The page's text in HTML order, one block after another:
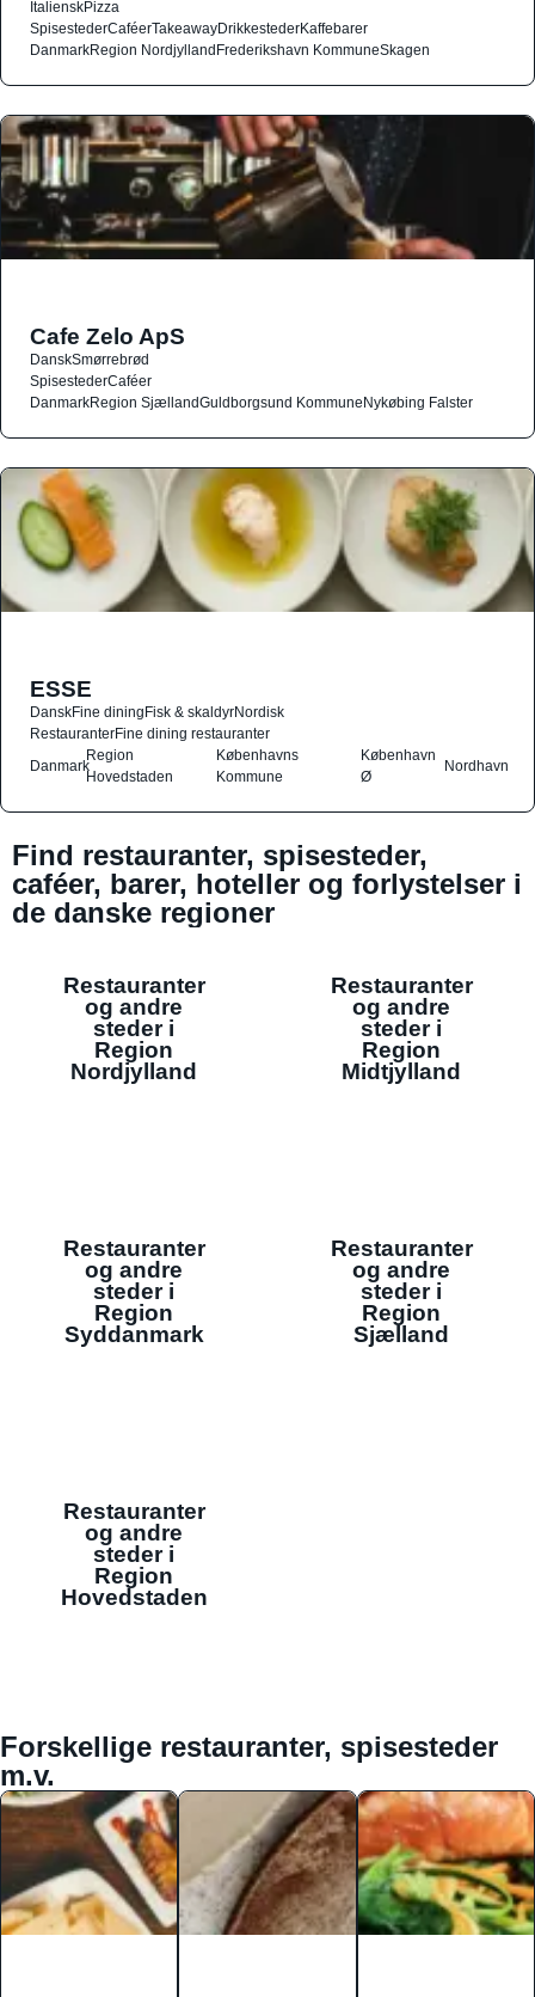
ItalienskPizza
SpisestederCaféerTakeawayDrikkestederKaffebarer
DanmarkRegion NordjyllandFrederikshavn KommuneSkagen
Cafe Zelo ApS
DanskSmørrebrød
SpisestederCaféer
DanmarkRegion SjællandGuldborgsund KommuneNykøbing Falster
ESSE
DanskFine diningFisk & skaldyrNordisk
RestauranterFine dining restauranter
Danmark
Region
Hovedstaden
Københavns
Kommune
København
Ø
Nordhavn
Find restauranter, spisesteder,
caféer, barer, hoteller og forlystelser i
de danske regioner
Restauranter
og andre
steder i
Region
Nordjylland
Restauranter
og andre
steder i
Region
Midtjylland
Restauranter
og andre
steder i
Region
Syddanmark
Restauranter
og andre
steder i
Region
Sjælland
Restauranter
og andre
steder i
Region
Hovedstaden
Forskellige restauranter, spisesteder
m.v.